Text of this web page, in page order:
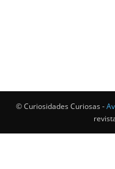
© Curiosidades Curiosas -